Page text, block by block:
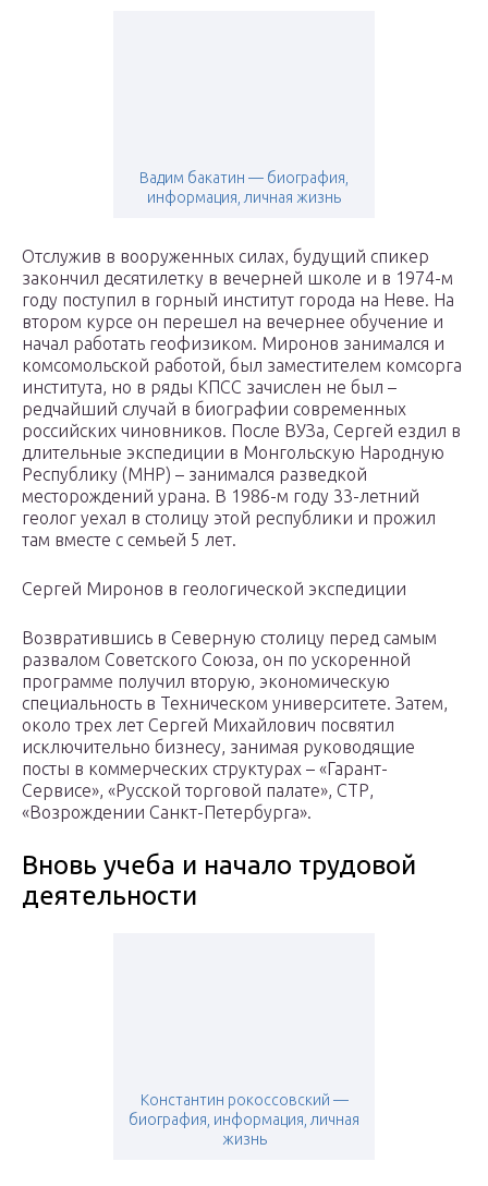
Вадим бакатин — биография,
информация, личная жизнь
Отслужив в вооруженных силах, будущий спикер
закончил десятилетку в вечерней школе и в 1974-м
году поступил в горный институт города на Неве. На
втором курсе он перешел на вечернее обучение и
начал работать геофизиком. Миронов занимался и
комсомольской работой, был заместителем комсорга
института, но в ряды КПСС зачислен не был –
редчайший случай в биографии современных
российских чиновников. После ВУЗа, Сергей ездил в
длительные экспедиции в Монгольскую Народную
Республику (МНР) – занимался разведкой
месторождений урана. В 1986-м году 33-летний
геолог уехал в столицу этой республики и прожил
там вместе с семьей 5 лет.
Сергей Миронов в геологической экспедиции
Возвратившись в Северную столицу перед самым
развалом Советского Союза, он по ускоренной
программе получил вторую, экономическую
специальность в Техническом университете. Затем,
около трех лет Сергей Михайлович посвятил
исключительно бизнесу, занимая руководящие
посты в коммерческих структурах – «Гарант-
Сервисе», «Русской торговой палате», СТР,
«Возрождении Санкт-Петербурга».
Вновь учеба и начало трудовой
деятельности
Константин рокоссовский —
биография, информация, личная
жизнь